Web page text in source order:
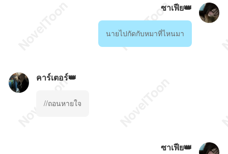
ซาเฟีย👑
นายไปกัดกับหมาที่ไหนมา
คาร์เตอร์👑
//ถอนหายใจ
ซาเฟีย👑